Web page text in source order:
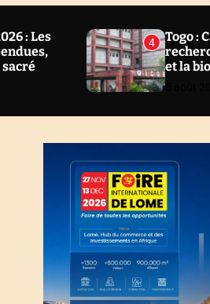
: Les
4
Togo :
et la
5 août